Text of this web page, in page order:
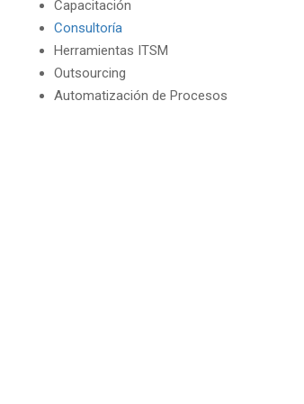
Capacitación
Consultoría
Herramientas ITSM
Outsourcing
Automatización de Procesos